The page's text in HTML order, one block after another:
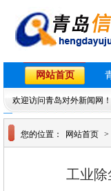
网站首页
欢迎访问青岛对外新闻网
您的位置： 网站首页 >
工业